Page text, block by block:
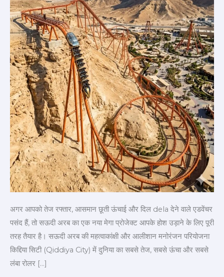
अगर आपको तेज रफ्तार, आसमान छूती ऊंचाई और दिल dela देने वाले एडवेंचर
पसंद हैं, तो सऊदी अरब का एक नया मेगा प्रोजेक्ट आपके होश उड़ाने के लिए पूरी
तरह तैयार है। सऊदी अरब की महत्वाकांक्षी और आलीशान मनोरंजन परियोजना
किद्दिया सिटी (Qiddiya City) में दुनिया का सबसे तेज, सबसे ऊंचा और सबसे
लंबा रोलर […]
ड्रॉप,
सऊदी
अरब
में
बना
दुनिया
का
सबसे
खतरनाक
रोलर
कोस्टर